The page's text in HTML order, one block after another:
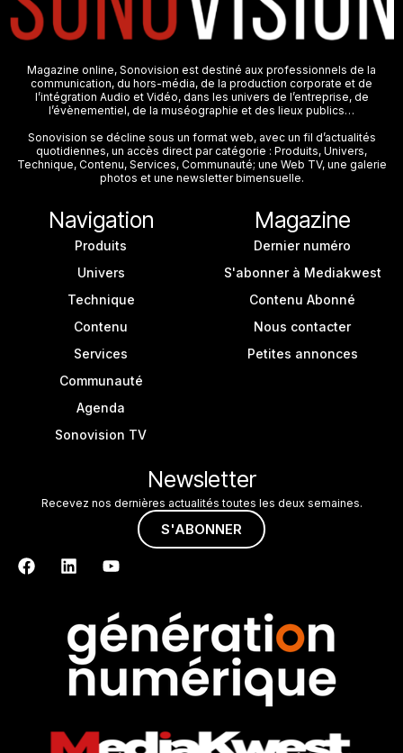
Magazine online, Sonovision est destiné aux professionnels de la
communication, du hors-média, de la production corporate et de
l’intégration Audio et Vidéo, dans les univers de l’entreprise, de
l’évènementiel, de la muséographie et des lieux publics…
Sonovision se décline sous un format web, avec un fil d’actualités
quotidiennes, un accès direct par catégorie : Produits, Univers,
Technique, Contenu, Services, Communauté; une Web TV, une galerie
photos et une newsletter bimensuelle.
Navigation
Produits
Univers
Technique
Contenu
Services
Communauté
Agenda
Sonovision TV
Magazine
Dernier numéro
S'abonner à Mediakwest
Contenu Abonné
Nous contacter
Petites annonces
Newsletter
Recevez nos dernières actualités toutes les deux semaines.
S'ABONNER